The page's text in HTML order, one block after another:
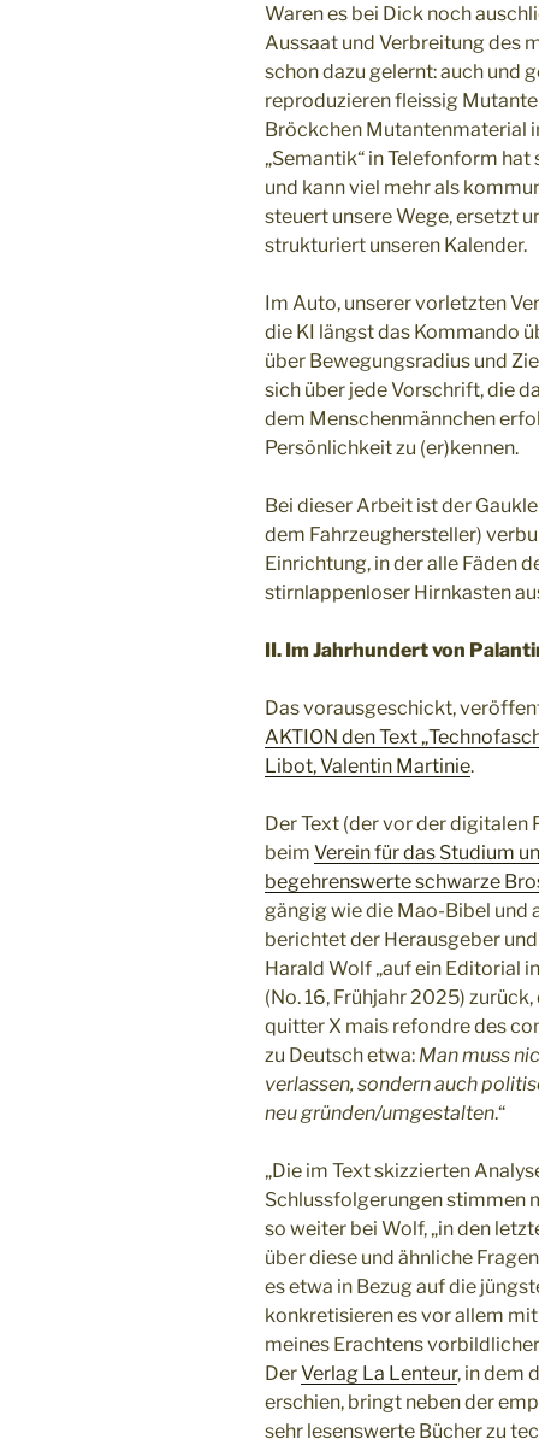
Waren es bei Dick noch
Aussaat und Verbreitung des
schon dazu gelernt: auch und
reproduzieren fleissig
Bröckchen Mutantenmaterial
„Semantik“ in Telefonform
und kann viel mehr als
steuert unsere Wege, ersetzt
strukturiert unseren Kalender.
Im Auto, unserer vorletzten
die KI längst das Kommando
über Bewegungsradius und
sich über jede Vorschrift, die
dem Menschenmännchen
Persönlichkeit zu (er)kennen.
Bei dieser Arbeit ist der
dem Fahrzeughersteller)
Einrichtung, in der alle Fäden
stirnlappenloser Hirnkasten
II. Im Jahrhundert von
Das vorausgeschickt,
AKTION den Text
Libot, Valentin Martinie.
Der Text (der vor der digitalen
beim Verein für das Studium
begehrenswerte schwarze
gängig wie die Mao-Bibel und
berichtet der Herausgeber
Harald Wolf „auf ein Editorial
(No. 16, Frühjahr 2025)
quitter X mais refondre des
zu Deutsch etwa: Man muss
verlassen, sondern auch
neu gründen/umgestalten.“
„Die im Text skizzierten
Schlussfolgerungen stimmen
so weiter bei Wolf, „in den
über diese und ähnliche
es etwa in Bezug auf die
konkretisieren es vor allem
meines Erachtens
DerVerlag La Lenteur, in dem
erschien, bringt neben der
sehr lesenswerte Bücher zu